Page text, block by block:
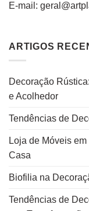
E-mail:
ARTIGOS
Decoração
e Acolhedor
Tendências de
Loja de Móveis
Casa
Biofilia na
Tendências de